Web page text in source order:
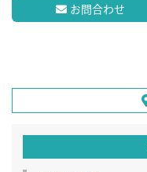
お問合わせ